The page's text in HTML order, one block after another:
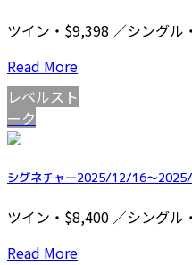
ツイン・$9,398 ／シングル
Read More
レベルスト
ーク
シグネチャー2025/12/16～
ツイン・$8,400 ／シングル
Read More